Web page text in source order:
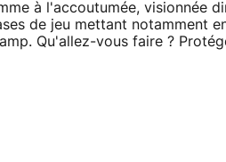
à l'accoutumée, visionnée
de jeu mettant notamment
Qu'allez-vous faire ?